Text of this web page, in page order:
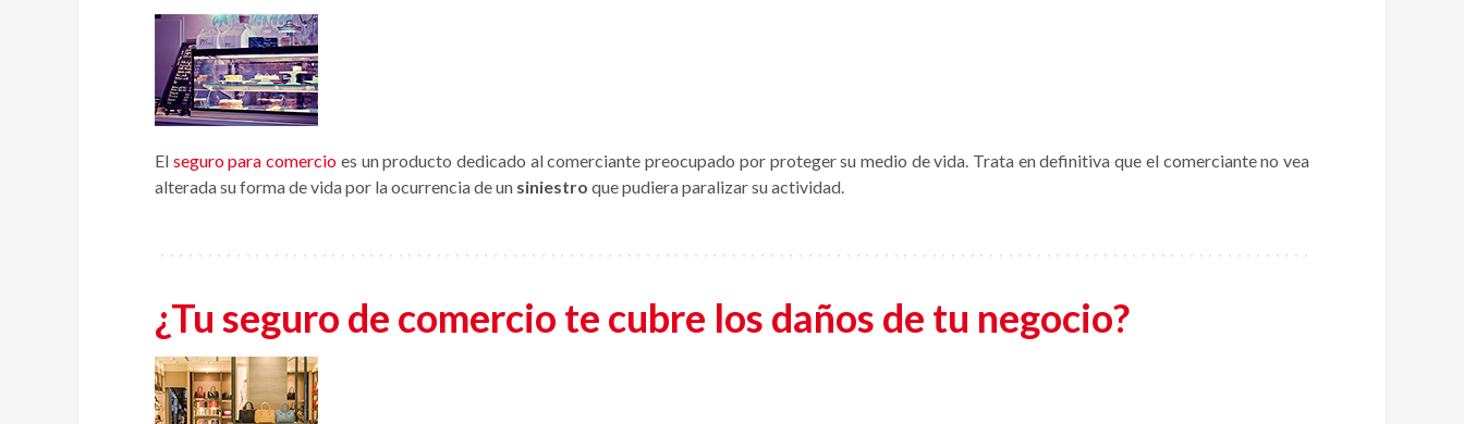
El seguro para comercio es un producto dedicado al comerciante preocupado por proteger su medio de vida. Trata en definitiva que el comerciante no vea
alterada su forma de vida por la ocurrencia de un siniestro que pudiera paralizar su actividad.
¿Tu seguro de comercio te cubre los daños de tu negocio?